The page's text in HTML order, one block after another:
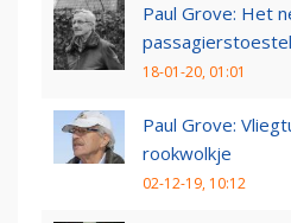
Paul Grove: Het
18-01-20, 01:01
Paul Grove:
rookwolkje
02-12-19, 10:12